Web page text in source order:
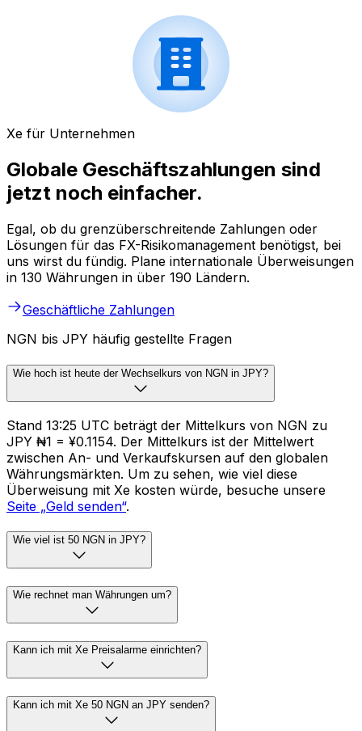
Xe für Unternehmen
Globale Geschäftszahlungen sind
jetzt noch einfacher.
Egal, ob du grenzüberschreitende Zahlungen oder
Lösungen für das FX-Risikomanagement benötigst, bei
uns wirst du fündig. Plane internationale Überweisungen
in 130 Währungen in über 190 Ländern.
Geschäftliche Zahlungen
NGN bis JPY häufig gestellte Fragen
Wie hoch ist heute der Wechselkurs von NGN in JPY?
Stand 13:25 UTC beträgt der Mittelkurs von NGN zu
JPY ₦1 = ¥0.1154. Der Mittelkurs ist der Mittelwert
zwischen An- und Verkaufskursen auf den globalen
Währungsmärkten. Um zu sehen, wie viel diese
Überweisung mit Xe kosten würde, besuche unsere
Seite „Geld senden“.
Wie viel ist 50 NGN in JPY?
Wie rechnet man Währungen um?
Kann ich mit Xe Preisalarme einrichten?
Kann ich mit Xe 50 NGN an JPY senden?